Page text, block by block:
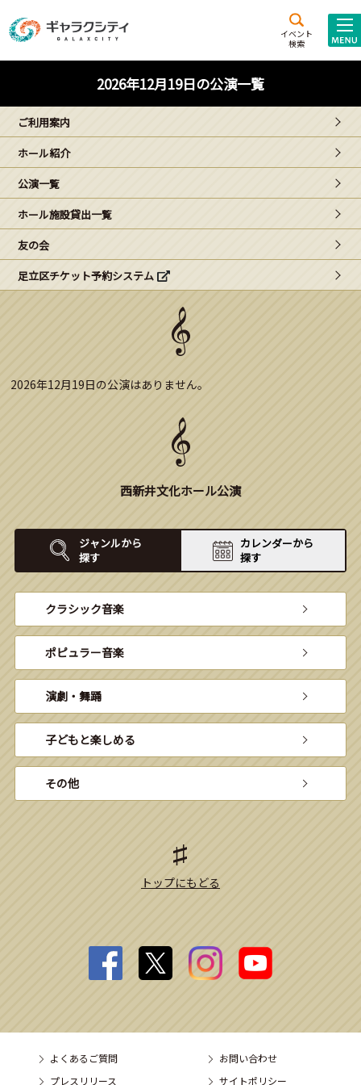
イベント
検索
施設案内
西新井
文化ホール
ギャラクシティとは
こどもみーてぃんぐ
Gがくえん
ブランドからのお知らせ
2026年12月19日の公演一覧
ご利用案内
ホール紹介
公演一覧
ホール施設貸出一覧
友の会
足立区チケット予約システム
2026年12月19日の公演はありません。
西新井文化ホール公演
ジャンルから
探す
カレンダーから
探す
クラシック音楽
ポピュラー音楽
演劇・舞踊
子どもと楽しめる
その他
トップにもどる
よくあるご質問
お問い合わせ
プレスリリース
サイトポリシー